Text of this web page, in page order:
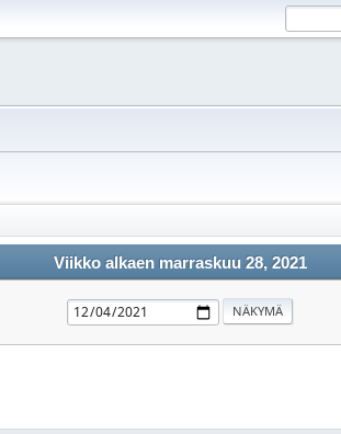
Viikko alkaen marraskuu 28, 2021